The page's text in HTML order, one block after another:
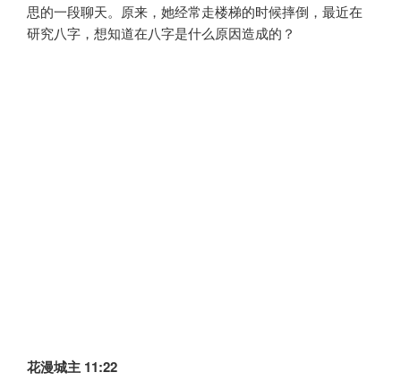
思的一段聊天。原来，她经常走楼梯的时候摔倒，最近在
研究八字，想知道在八字是什么原因造成的？
花漫城主 11:22